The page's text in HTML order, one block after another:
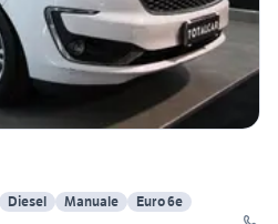
Diesel Manuale
Euro 6e